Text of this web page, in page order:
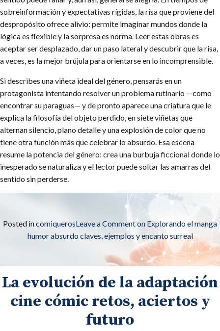
sobreinformación y expectativas rígidas, la risa que proviene del
despropósito ofrece alivio: permite imaginar mundos donde la
lógica es flexible y la sorpresa es norma. Leer estas obras es
aceptar ser desplazado, dar un paso lateral y descubrir que la risa,
a veces, es la mejor brújula para orientarse en lo incomprensible.
Si describes una viñeta ideal del género, pensarás en un
protagonista intentando resolver un problema rutinario —como
encontrar su paraguas— y de pronto aparece una criatura que le
explica la filosofía del objeto perdido, en siete viñetas que
alternan silencio, plano detalle y una explosión de color que no
tiene otra función más que celebrar lo absurdo. Esa escena
resume la potencia del género: crea una burbuja ficcional donde lo
inesperado se naturaliza y el lector puede soltar las amarras del
sentido sin perderse.
Posted incomiquerosLeave a Commenton Explorando el manga
humor absurdo claves, ejemplos y encanto surreal
La evolución de la adaptación
cine cómic retos, aciertos y
futuro